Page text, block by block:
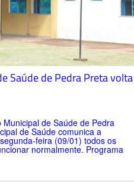
Saúde de Pedra Preta volta
de Saúde de Pedra
de Saúde comunica a
feira (09/01) todos os
normalmente. Programa